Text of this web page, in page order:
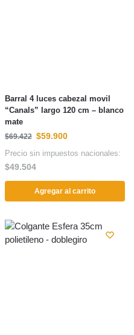
Barral 4 luces cabezal movil
“Canals” largo 120 cm – blanco
mate
$69.422 $59.900
Precio sin impuestos nacionales:
$49.504
Agregar al carrito